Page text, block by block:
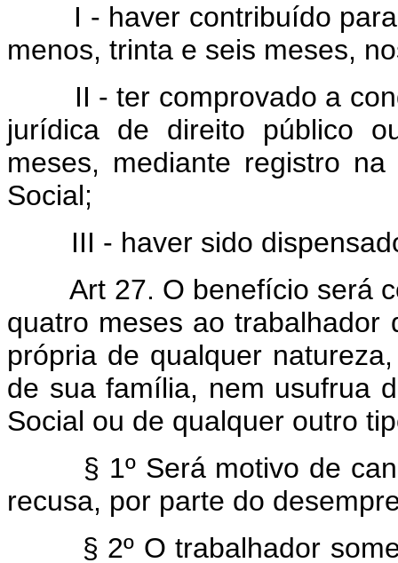
I - haver contribuído para
menos, trinta e seis meses,
II - ter comprovado a
jurídica de direito público
meses, mediante registro
Social;
III - haver sido
Art 27. O benefício será
quatro meses ao trabalhador
própria de qualquer
de sua família, nem usufrua
Social ou de qualquer outro
§ 1º Será motivo de
recusa, por parte do
§ 2º O trabalhador